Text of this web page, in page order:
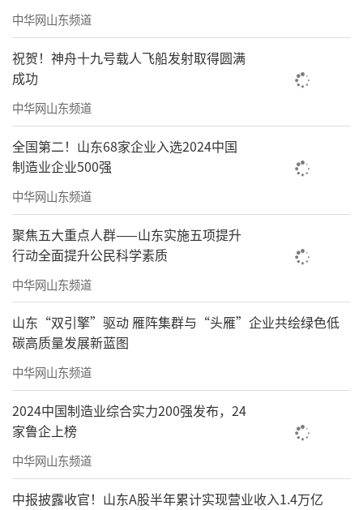
中华网山东频道
祝贺！神舟十九号载人飞船发射取得圆满
成功
中华网山东频道
全国第二！山东68家企业入选2024中国
制造业企业500强
中华网山东频道
聚焦五大重点人群——山东实施五项提升
行动全面提升公民科学素质
中华网山东频道
山东“双引擎”驱动 雁阵集群与“头雁”企业共绘绿色低
碳高质量发展新蓝图
中华网山东频道
2024中国制造业综合实力200强发布，24
家鲁企上榜
中华网山东频道
中报披露收官！山东A股半年累计实现营业收入1.4万亿